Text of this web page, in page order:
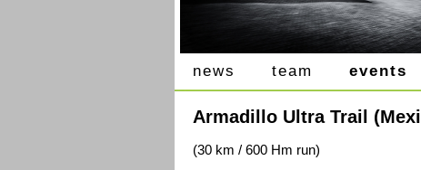
news team events
Armadillo Ultra Trail
(30 km / 600 Hm run)